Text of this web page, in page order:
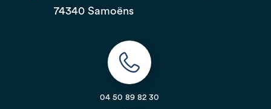
74340 Samoëns
04 50 89 82 30